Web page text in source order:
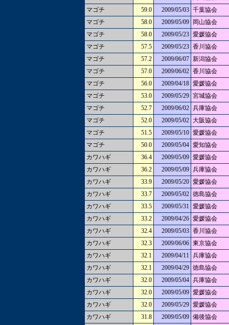
マゴチ
59.0 2009/05/03 千葉協会
マゴチ
58.0 2009/05/09
岡山協会
マゴチ
58.0 2009/05/23 愛媛協会
マゴチ
57.5 2009/05/23 香川協会
マゴチ
57.2 2009/06/07 新潟協会
マゴチ
57.0 2009/06/02 香川協会
マゴチ
56.0 2009/04/18 愛媛協会
マゴチ
53.0 2009/05/29 宮城協会
マゴチ
52.7 2009/06/02 兵庫協会
マゴチ
52.0 2009/05/02 大阪協会
マゴチ
51.5 2009/05/10 愛媛協会
マゴチ
50.0 2009/05/04 愛知協会
カワハギ
36.4 2009/05/09 愛媛協会
カワハギ
36.2 2009/05/09 兵庫協会
カワハギ
33.9 2009/05/20 愛媛協会
カワハギ
33.7 2009/05/02 徳島協会
カワハギ
33.5 2009/05/31 愛媛協会
カワハギ
33.2 2009/04/26 愛媛協会
カワハギ
32.4 2009/05/03 香川協会
カワハギ
32.3 2009/06/06 東京協会
カワハギ
32.1 2009/04/11 兵庫協会
カワハギ
32.1 2009/04/29 徳島協会
カワハギ
32.0 2009/05/04 兵庫協会
カワハギ
32.0 2009/05/09 愛媛協会
カワハギ
32.0 2009/05/29 愛媛協会
カワハギ
31.8 2009/05/09 備後協会